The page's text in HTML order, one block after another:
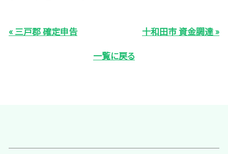
« 三戸郡 確定申告
十和田市 資金調達 »
一覧に戻る